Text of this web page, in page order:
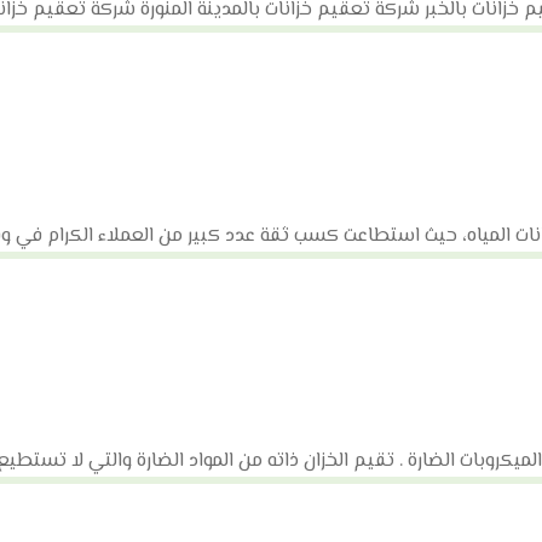
بالخبر شركة تعقيم خزانات بالمدينة المنورة شركة تعقيم
حيث استطاعت كسب ثقة عدد كبير من العملاء الكرام في
الضارة . تقيم الخزان ذاته من المواد الضارة والتي لا